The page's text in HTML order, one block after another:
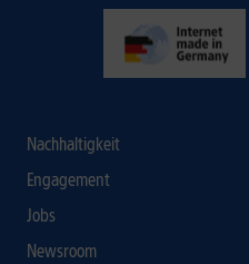
Nachhaltigkeit
Engagement
Jobs
Newsroom